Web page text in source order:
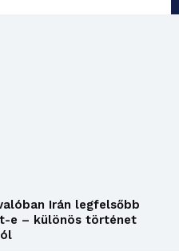
Irán legfelsőbb
e – különös történet